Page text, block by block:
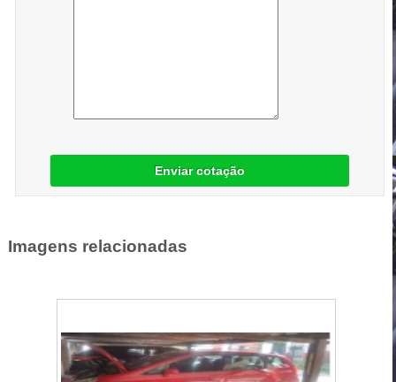
Enviar cotação
Imagens relacionadas